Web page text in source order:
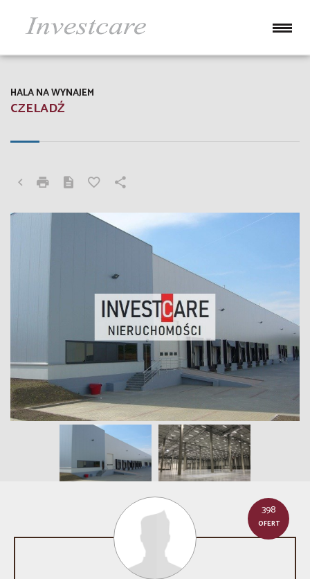
CZELADŹ
HALA NA WYNAJEM
398
OFERT